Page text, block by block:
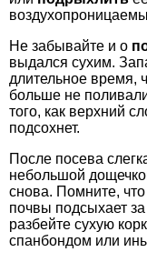
Не забывайте и о
выдался сухим.
длительное время,
больше не
того, как верхний
подсохнет.
После посева
небольшой
снова. Помните,
почвы подсыхает за
разбейте сухую
спанбондом или